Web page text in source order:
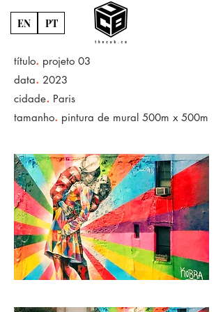
EN PT
título. projeto 03
data. 2023
cidade. Paris
tamanho. pintura de mural 500m x 500m